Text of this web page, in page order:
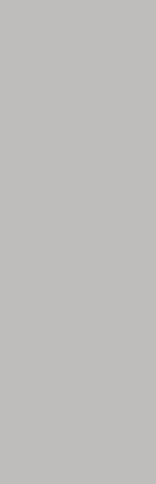
per eliminare
serbatoio solo con
svuotato sotto
spingendo la
avviare un nuovo
in posizione
Gusto è
è pronta per